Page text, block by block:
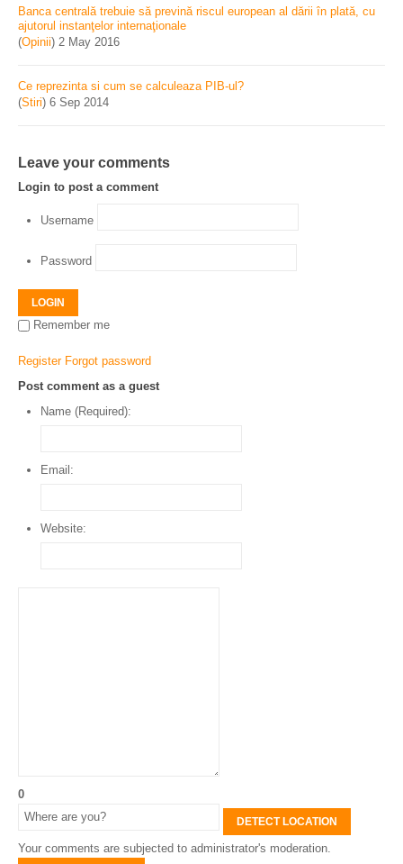
Banca centrală trebuie să prevină riscul european al dării în plată, cu
ajutorul instanţelor internaţionale
(Opinii) 2 May 2016
Ce reprezinta si cum se calculeaza PIB-ul?
(Stiri) 6 Sep 2014
Leave your comments
Login to post a comment
Username
Password
LOGIN
Remember me
Register Forgot password
Post comment as a guest
Name (Required):
Email:
Website:
0
DETECT LOCATION
Your comments are subjected to administrator's moderation.